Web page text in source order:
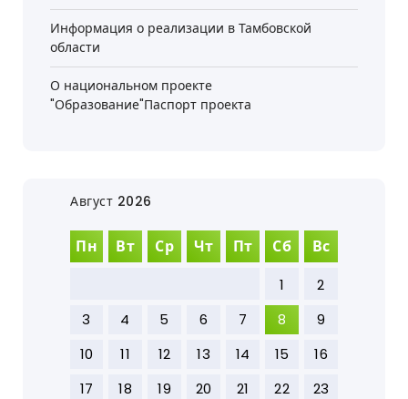
Информация о реализации в Тамбовской
области
О национальном проекте
"Образование"Паспорт проекта
Август 2026
Пн Вт Ср Чт Пт Сб Вс
1
2
3
4 5 6 7 8
9
10
11 12 13 14 15
16
17
18 19 20 21 22
23